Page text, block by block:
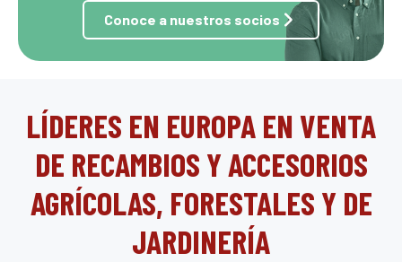
Conoce a nuestros socios
LÍDERES EN EUROPA EN VENTA
DE RECAMBIOS Y ACCESORIOS
AGRÍCOLAS, FORESTALES Y DE
JARDINERÍA